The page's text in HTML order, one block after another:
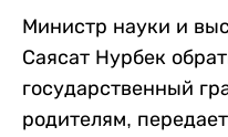
Министр науки и
Саясат Нурбек
государственный
родителям, передает